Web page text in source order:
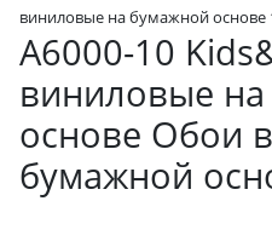
виниловые на бумажной основе
A6000-10
виниловые
основе Обои
бумажной